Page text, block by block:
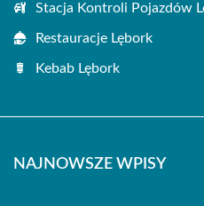
Stacja Kontroli Pojazdów
Restauracje Lębork
Kebab Lębork
NAJNOWSZE WPISY